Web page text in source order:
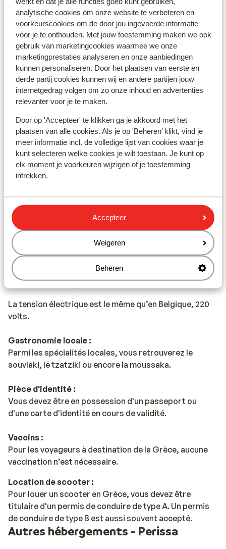
analytische cookies om onze website te verbeteren en
voorkeurscookies om de door jou ingevoerde informatie
voor je te onthouden. Met jouw toestemming maken we ook
gebruik van marketingcookies waarmee we onze
marketingprestaties analyseren en onze aanbiedingen
kunnen personaliseren. Door het plaatsen van eerste en
derde partij cookies kunnen wij en andere partijen jouw
internetgedrag volgen om zo onze inhoud en advertenties
relevanter voor je te maken.
Door op 'Accepteer' te klikken ga je akkoord met het
plaatsen van alle cookies. Als je op 'Beheren’ klikt, vind je
meer informatie incl. de volledige lijst van cookies waar je
kunt selecteren welke cookies je wilt toestaan. Je kunt op
elk moment je voorkeuren wijzigen of je toestemming
intrekken.
Accepteer
Weigeren
Beheren
Langue :
La langue officielle est le grec. L’anglais et l’allemand
sont aussi compris.
Monnaie :
La monnaie officielle est l'euro.
Documents de voyage :
- Carte d’identité belge ou passeport international
belge.
- Kids-ID obligatoire pour les enfants de moins de 12
ans.
- Vos documents de voyage doivent être valables
durant toute la durée du voyage en Grèce.
Pourboires :
En Grèce, il est de coutume de laisser un pourboire de
10%.
Tension électrique :
La tension électrique est le même qu’en Belgique, 220
volts.
Gastronomie locale :
Parmi les spécialités locales, vous retrouverez le
souvlaki, le tzatziki ou encore la moussaka.
Pièce d'identité :
Vous devez être en possession d'un passeport ou
d'une carte d'identité en cours de validité.
Vaccins :
Pour les voyageurs à destination de la Grèce, aucune
vaccination n’est nécessaire.
Location de scooter :
Pour louer un scooter en Grèce, vous devez être
titulaire d'un permis de conduire de type A. Un permis
de conduire de type B est aussi souvent accepté.
Autres hébergements - Perissa